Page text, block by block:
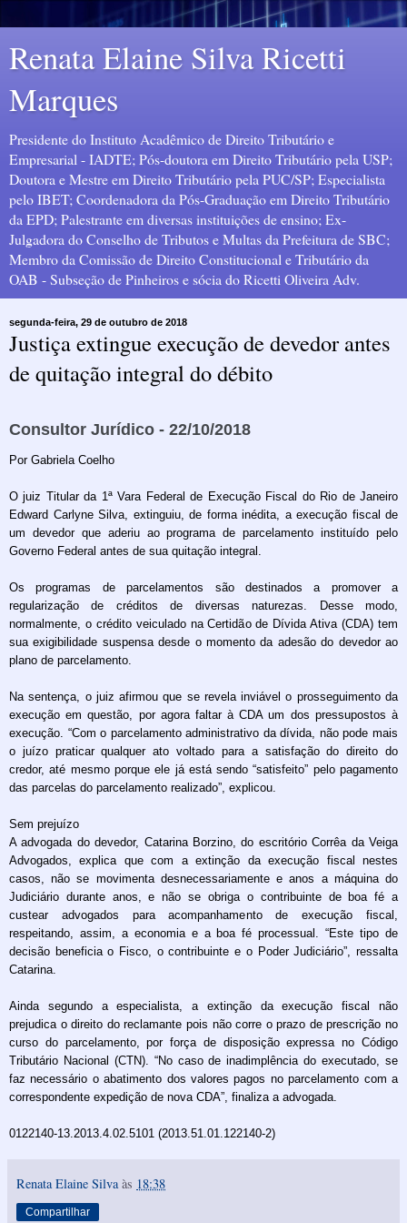
Renata Elaine Silva Ricetti
Marques
Presidente do Instituto Acadêmico de Direito Tributário e
Empresarial - IADTE; Pós-doutora em Direito Tributário pela USP;
Doutora e Mestre em Direito Tributário pela PUC/SP; Especialista
pelo IBET; Coordenadora da Pós-Graduação em Direito Tributário
da EPD; Palestrante em diversas instituições de ensino; Ex-
Julgadora do Conselho de Tributos e Multas da Prefeitura de SBC;
Membro da Comissão de Direito Constitucional e Tributário da
OAB - Subseção de Pinheiros e sócia do Ricetti Oliveira Adv.
segunda-feira, 29 de outubro de 2018
Justiça extingue execução de devedor antes
de quitação integral do débito
Consultor Jurídico - 22/10/2018
Por Gabriela Coelho
O juiz Titular da 1ª Vara Federal de Execução Fiscal do Rio de Janeiro
Edward Carlyne Silva, extinguiu, de forma inédita, a execução fiscal de
um devedor que aderiu ao programa de parcelamento instituído pelo
Governo Federal antes de sua quitação integral.
Os programas de parcelamentos são destinados a promover a
regularização de créditos de diversas naturezas. Desse modo,
normalmente, o crédito veiculado na Certidão de Dívida Ativa (CDA) tem
sua exigibilidade suspensa desde o momento da adesão do devedor ao
plano de parcelamento.
Na sentença, o juiz afirmou que se revela inviável o prosseguimento da
execução em questão, por agora faltar à CDA um dos pressupostos à
execução. “Com o parcelamento administrativo da dívida, não pode mais
o juízo praticar qualquer ato voltado para a satisfação do direito do
credor, até mesmo porque ele já está sendo “satisfeito” pelo pagamento
das parcelas do parcelamento realizado”, explicou.
Sem prejuízo
A advogada do devedor, Catarina Borzino, do escritório Corrêa da Veiga
Advogados, explica que com a extinção da execução fiscal nestes
casos, não se movimenta desnecessariamente e anos a máquina do
Judiciário durante anos, e não se obriga o contribuinte de boa fé a
custear advogados para acompanhamento de execução fiscal,
respeitando, assim, a economia e a boa fé processual. “Este tipo de
decisão beneficia o Fisco, o contribuinte e o Poder Judiciário”, ressalta
Catarina.
Ainda segundo a especialista, a extinção da execução fiscal não
prejudica o direito do reclamante pois não corre o prazo de prescrição no
curso do parcelamento, por força de disposição expressa no Código
Tributário Nacional (CTN). “No caso de inadimplência do executado, se
faz necessário o abatimento dos valores pagos no parcelamento com a
correspondente expedição de nova CDA”, finaliza a advogada.
0122140-13.2013.4.02.5101 (2013.51.01.122140-2)
Renata Elaine Silva às 18:38
Compartilhar